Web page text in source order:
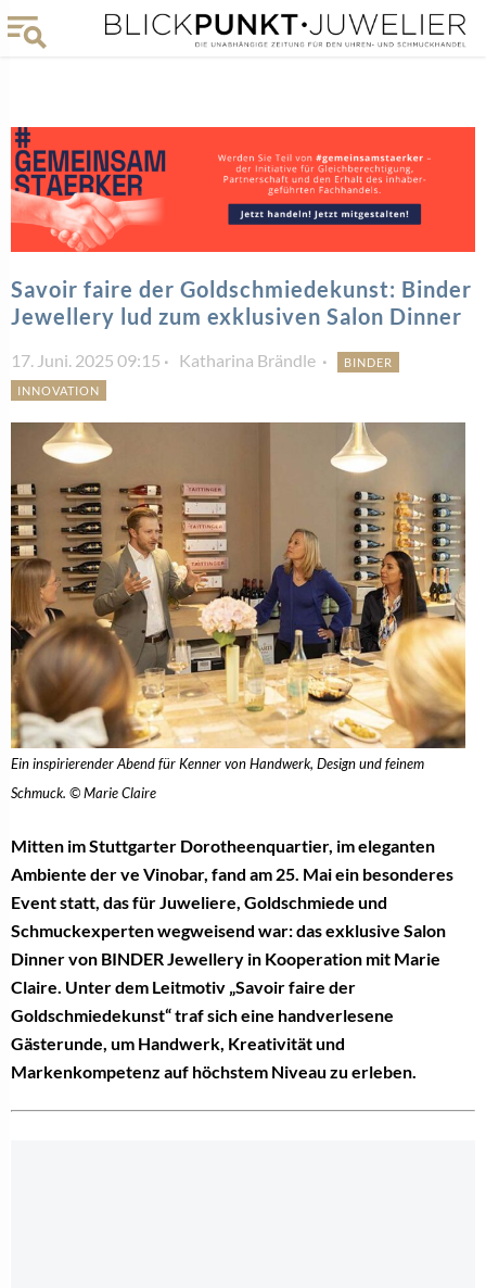
Savoir faire der Goldschmiedekunst: Binder
Jewellery lud zum exklusiven Salon Dinner
17. Juni. 2025 09:15 Katharina Brändle
BINDER
INNOVATION
Ein inspirierender Abend für Kenner von Handwerk, Design und feinem
Schmuck. © Marie Claire
Mitten im Stuttgarter Dorotheenquartier, im eleganten
Ambiente der ve Vinobar, fand am 25. Mai ein besonderes
Event statt, das für Juweliere, Goldschmiede und
Schmuckexperten wegweisend war: das exklusive Salon
Dinner von BINDER Jewellery in Kooperation mit Marie
Claire. Unter dem Leitmotiv „Savoir faire der
Goldschmiedekunst“ traf sich eine handverlesene
Gästerunde, um Handwerk, Kreativität und
Markenkompetenz auf höchstem Niveau zu erleben.